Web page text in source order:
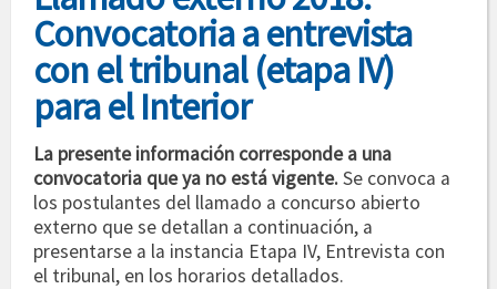
Convocatoria a entrevista
con el tribunal (etapa IV)
para el Interior
La presente información corresponde a una
convocatoria que ya no está vigente.Se convoca a
los postulantes del llamado a concurso abierto
externo que se detallan a continuación, a
presentarse a la instancia Etapa IV, Entrevista con
el tribunal, en los horarios detallados.